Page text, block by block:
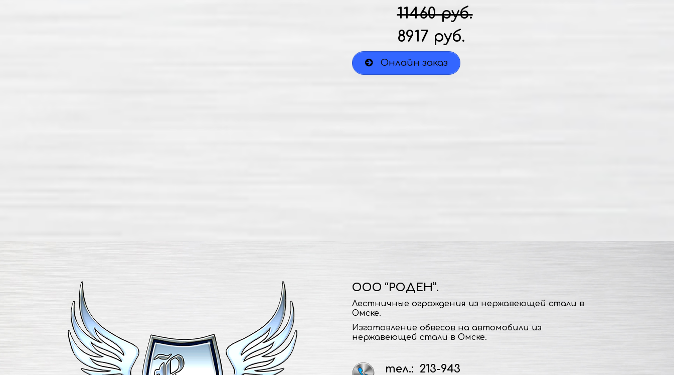
11460 руб.
8917 руб.
Онлайн заказ
ООО “РОДЕН”.
Лестничные ограждения из нержавеющей стали в
Омске.
Изготовление обвесов на автомобили из
нержавеющей стали в Омске.
тел.: 213-943